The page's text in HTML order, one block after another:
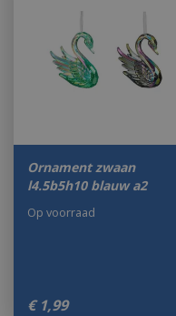
Ornament zwaan
l4.5b5h10 blauw a2
€ 1,99
Op voorraad